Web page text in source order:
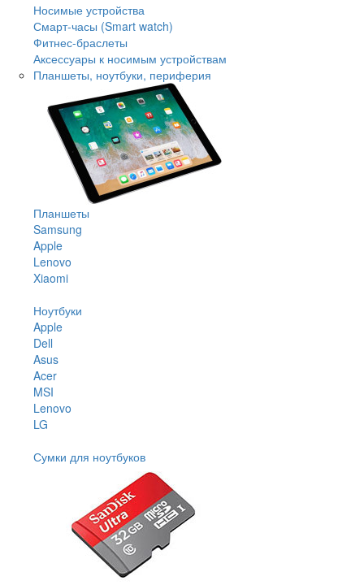
Носимые устройства
Смарт-часы (Smart watch)
Фитнес-браслеты
Аксессуары к носимым устройствам
Планшеты, ноутбуки, периферия
Планшеты
Samsung
Apple
Lenovo
Xiaomi
Ноутбуки
Apple
Dell
Asus
Acer
MSI
Lenovo
LG
Сумки для ноутбуков